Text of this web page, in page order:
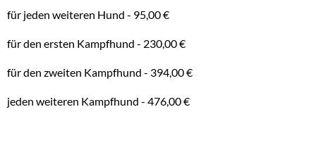
für jeden weiteren Hund - 95,00 €
für den ersten Kampfhund - 230,00 €
für den zweiten Kampfhund - 394,00 €
jeden weiteren Kampfhund - 476,00 €